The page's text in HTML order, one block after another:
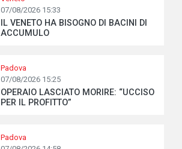
07/08/2026 15:33
IL VENETO HA BISOGNO DI BACINI DI
ACCUMULO
Padova
07/08/2026 15:25
OPERAIO LASCIATO MORIRE: “UCCISO
PER IL PROFITTO”
Padova